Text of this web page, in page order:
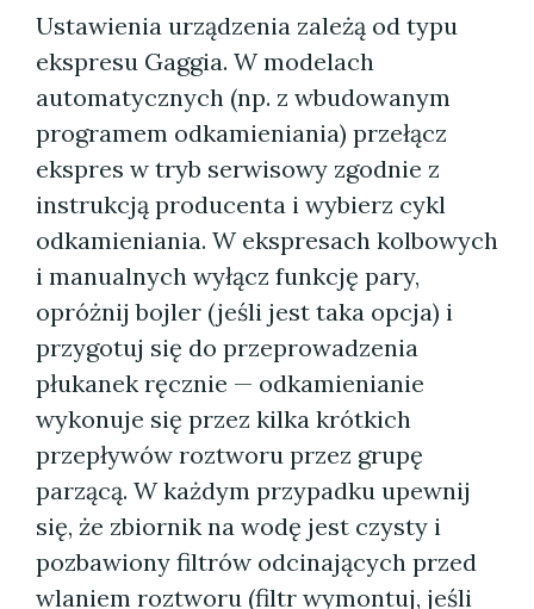
Ustawienia urządzenia zależą od typu
ekspresu Gaggia. W modelach
automatycznych (np. z wbudowanym
programem odkamieniania) przełącz
ekspres w tryb serwisowy zgodnie z
instrukcją producenta i wybierz cykl
odkamieniania. W ekspresach kolbowych
i manualnych wyłącz funkcję pary,
opróżnij bojler (jeśli jest taka opcja) i
przygotuj się do przeprowadzenia
płukanek ręcznie — odkamienianie
wykonuje się przez kilka krótkich
przepływów roztworu przez grupę
parzącą. W każdym przypadku upewnij
się, że zbiornik na wodę jest czysty i
pozbawiony filtrów odcinających przed
wlaniem roztworu (filtr wymontuj, jeśli